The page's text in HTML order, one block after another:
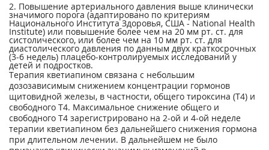
2. Повышение артериального давления выше клинически
значимого порога (адаптировано по критериям
Национального Института Здоровья, США - National Health
Institute) или повышение более чем на 20 мм рт. ст. для
систолического, или более чем на 10 мм рт. ст. для
диастолического давления по данным двух краткосрочных
(3-6 недель) плацебо-контролируемых исследований у
детей и подростков.
Терапия кветиапином связана с небольшим
дозозависимым снижением концентрации гормонов
щитовидной железы, в частности, общего тироксина (Т4) и
свободного Т4. Максимальное снижение общего и
свободного Т4 зарегистрировано на 2-ой и 4-ой неделе
терапии кветиапином без дальнейшего снижения гормона
при длительном лечении. В дальнейшем не было